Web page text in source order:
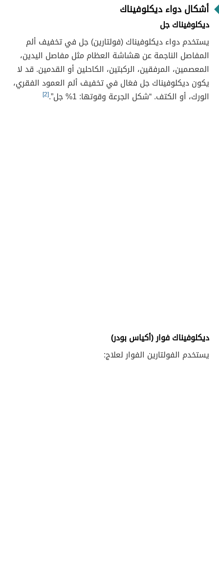
أشكالدواء ديكلوفيناك
ديكلوفيناك جل
يستخدم دواء ديكلوفيناك (فولتارين) جل في تخفيف ألم
المفاصل الناجمة عن هشاشة العظام مثل مفاصل اليدين،
المعصمين، المرفقين، الركبتين، الكاحلين أو القدمين. قد لا
يكون ديكلوفيناك جل فعَال في تخفيف ألم العمود الفقري،
الورك، أو الكتف. “شكل الجرعة وقوتها: 1% جل”.
[2]
ديكلوفيناك فوار (أكياس بودر)
يستخدم الفولتارين الفوار لعلاج: